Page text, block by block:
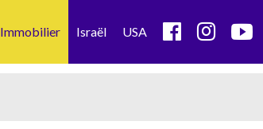
Immobilier Israël USA